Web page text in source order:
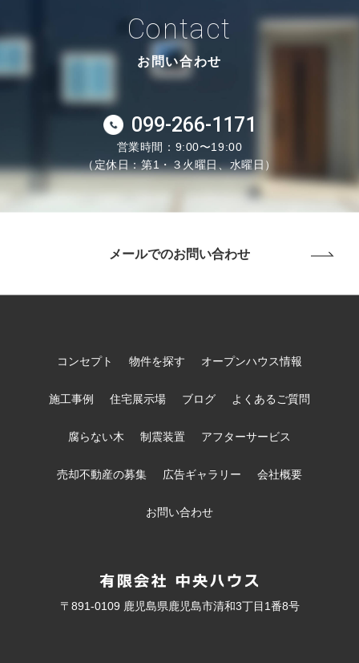
Contact
お問い合わせ
099-266-1171
営業時間：9:00〜19:00
（定休日：第1・３火曜日、水曜日）
メールでのお問い合わせ
コンセプト 物件を探す オープンハウス情報
施工事例 住宅展示場 ブログ よくあるご質問
腐らない木 制震装置 アフターサービス
売却不動産の募集 広告ギャラリー 会社概要
お問い合わせ
〒891-0109 鹿児島県鹿児島市清和3丁目1番8号